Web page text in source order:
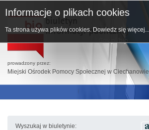
prowadzony przez:
Miejski Ośrodek Pomocy Społecznej w Ciechanowie
Wyszukaj w biuletynie:
Informacje o plikach cookies
Ta strona używa plików cookies. Dowiedz się więcej...